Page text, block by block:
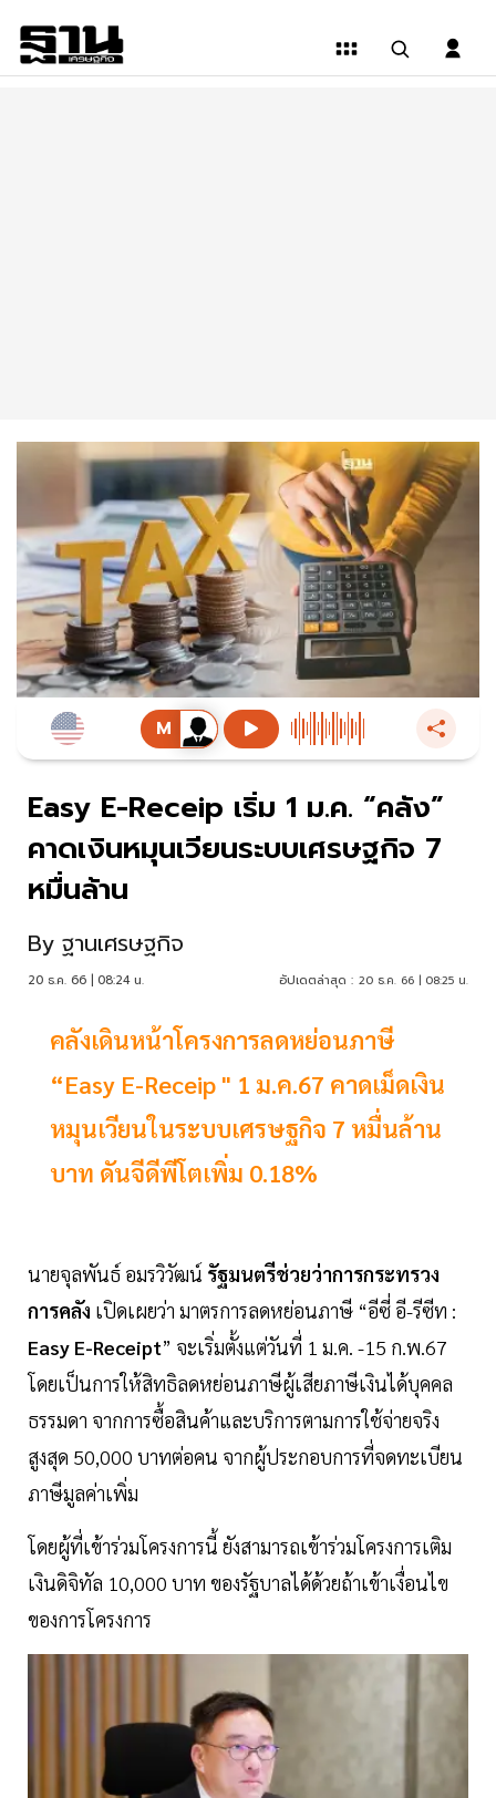
Easy E-Receip เริ่ม 1 ม.ค. “คลัง”
คาดเงินหมุนเวียนระบบเศรษฐกิจ 7
หมื่นล้าน
By ฐานเศรษฐกิจ
20 ธ.ค. 66 | 08:24 น. อัปเดตล่าสุด : 20 ธ.ค. 66 | 08:25 น.
คลังเดินหน้าโครงการลดหย่อนภาษี
“Easy E-Receip " 1 ม.ค.67 คาดเม็ดเงิน
หมุนเวียนในระบบเศรษฐกิจ 7 หมื่นล้าน
บาท ดันจีดีพีโตเพิ่ม 0.18%
นายจุลพันธ์ อมรวิวัฒน์ รัฐมนตรีช่วยว่าการกระทรวง
การคลัง เปิดเผยว่า มาตรการลดหย่อนภาษี “อีซี่ อี-รีซีท :
Easy E-Receipt” จะเริ่มตั้งแต่วันที่ 1 ม.ค. -15 ก.พ.67
โดยเป็นการให้สิทธิลดหย่อนภาษีผู้เสียภาษีเงินได้บุคคล
ธรรมดา จากการซื้อสินค้าและบริการตามการใช้จ่ายจริง
สูงสุด 50,000 บาทต่อคน จากผู้ประกอบการที่จดทะเบียน
ภาษีมูลค่าเพิ่ม
โดยผู้ที่เข้าร่วมโครงการนี้ ยังสามารถเข้าร่วมโครงการเติม
เงินดิจิทัล 10,000 บาท ของรัฐบาลได้ด้วยถ้าเข้าเงื่อนไข
ของการโครงการ